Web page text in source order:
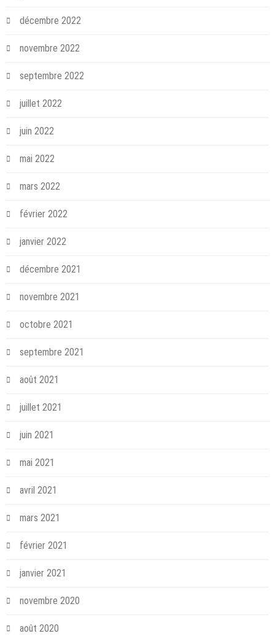
décembre 2022
novembre 2022
septembre 2022
juillet 2022
juin 2022
mai 2022
mars 2022
février 2022
janvier 2022
décembre 2021
novembre 2021
octobre 2021
septembre 2021
août 2021
juillet 2021
juin 2021
mai 2021
avril 2021
mars 2021
février 2021
janvier 2021
novembre 2020
août 2020